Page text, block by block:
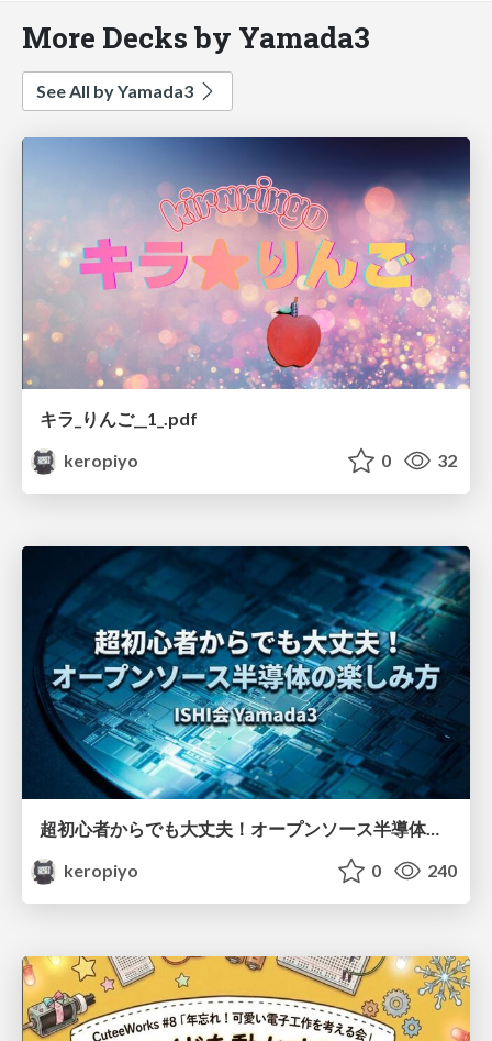
More Decks by Yamada3
See All by Yamada3
キラ_︎りんご__1_.pdf
keropiyo
0 32
keropiyo
0 240